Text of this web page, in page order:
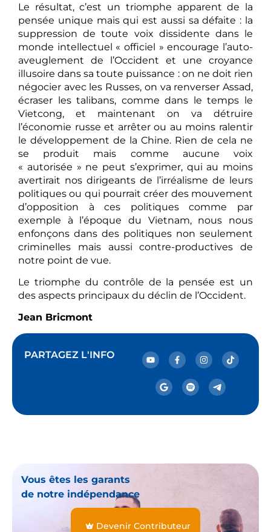
Le résultat, c’est un triomphe apparent de la
pensée unique mais qui est aussi sa défaite : la
suppression de toute voix dissidente dans le
monde intellectuel « officiel » encourage l’auto-
aveuglement de l’Occident et une croyance
illusoire dans sa toute puissance : on ne doit rien
négocier avec les Russes, on va renverser Assad,
écraser les talibans, comme dans le temps le
Vietcong, et maintenant on va détruire
l’économie russe et arrêter ou au moins ralentir
le développement de la Chine. Rien de cela ne
se produit mais comme aucune voix
« autorisée » ne peut s’exprimer, qui au moins
avertirait nos dirigeants de l’irréalisme de leurs
politiques ou qui pourrait créer des mouvement
d’opposition à ces politiques comme par
exemple à l’époque du Vietnam, nous nous
enfonçons dans des politiques non seulement
criminelles mais aussi contre-productives de
notre point de vue.
Le triomphe du contrôle de la pensée est un
des aspects principaux du déclin de l’Occident.
Jean Bricmont
PARTAGEZ L'INFO
Vous êtes les garants
de notre indépendance
Devenir Contributeur